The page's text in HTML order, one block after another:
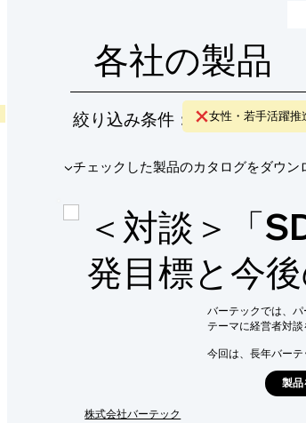
各社の製品
絞り込み条件： 女性・若手活躍推
​▼チェックした製品のカタログをダウン
＜対談＞「
発目標と今
株式会社バーテック
バーテックでは、
テーマに経営者対談
今回は、長年バー
ロジスティクスの
両社が事業を通じ
製品